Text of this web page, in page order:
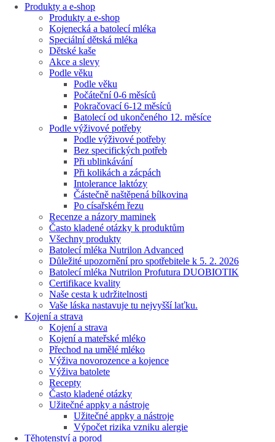
Produkty a e-shop
Produkty a e-shop
Kojenecká a batolecí mléka
Speciální dětská mléka
Dětské kaše
Akce a slevy
Podle věku
Podle věku
Počáteční 0-6 měsíců
Pokračovací 6-12 měsíců
Batolecí od ukončeného 12. měsíce
Podle výživové potřeby
Podle výživové potřeby
Bez specifických potřeb
Při ublinkávání
Při kolikách a zácpách
Intolerance laktózy
Částečně naštěpená bílkovina
Po císařském řezu
Recenze a názory maminek
Často kladené otázky k produktům
Všechny produkty
Batolecí mléka Nutrilon Advanced
Důležité upozornění pro spotřebitele k 5. 2. 2026
Batolecí mléka Nutrilon Profutura DUOBIOTIK
Certifikace kvality
Naše cesta k udržitelnosti
Vaše láska nastavuje tu nejvyšší laťku.
Kojení a strava
Kojení a strava
Kojení a mateřské mléko
Přechod na umělé mléko
Výživa novorozence a kojence
Výživa batolete
Recepty
Často kladené otázky
Užitečné appky a nástroje
Užitečné appky a nástroje
Výpočet rizika vzniku alergie
Těhotenství a porod